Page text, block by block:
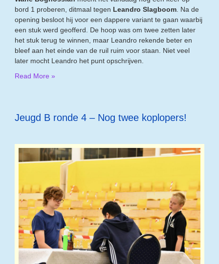
bord 1 proberen, ditmaal tegen Leandro Slagboom. Na de
opening besloot hij voor een dappere variant te gaan waarbij
een stuk werd geofferd. De hoop was om twee zetten later
het stuk terug te winnen, maar Leandro rekende beter en
bleef aan het einde van de ruil ruim voor staan. Niet veel
later mocht Leandro het punt opschrijven.
Read More »
Jeugd B ronde 4 – Nog twee koplopers!